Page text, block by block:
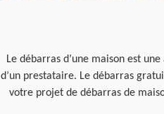
Le débarras d’une maison est
d’un prestataire. Le débarras
votre projet de débarras de